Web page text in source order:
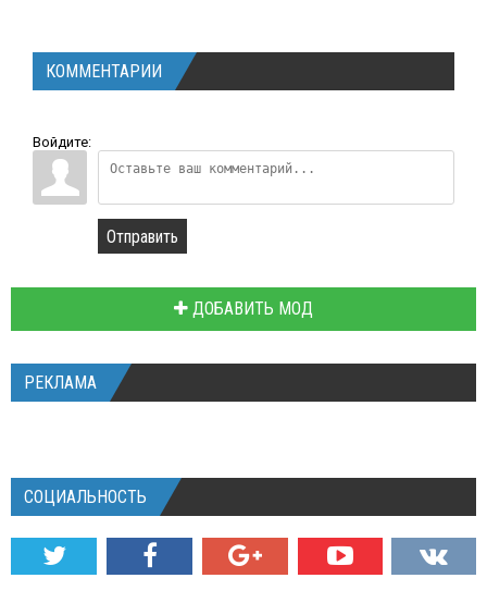
КОММЕНТАРИИ
Войдите:
Отправить
ДОБАВИТЬ МОД
РЕКЛАМА
СОЦИАЛЬНОСТЬ